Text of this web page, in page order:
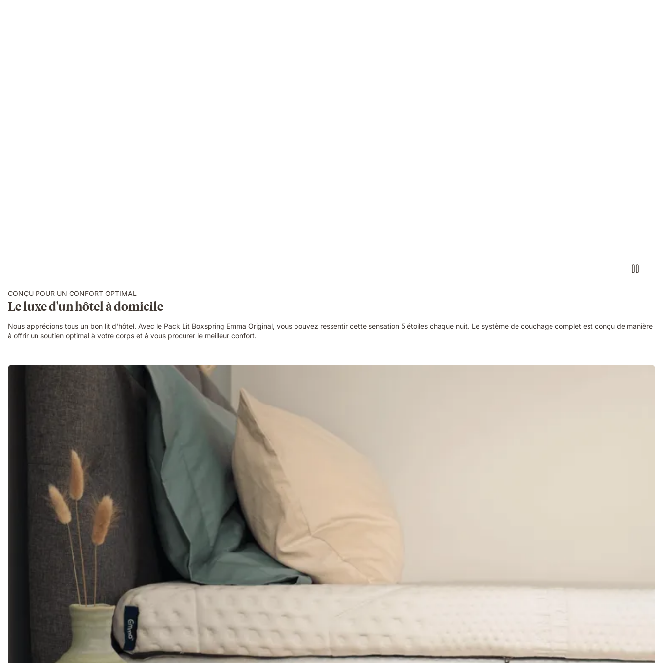
CONÇU POUR UN CONFORT OPTIMAL
Le luxe d'un hôtel à domicile
Nous apprécions tous un bon lit d'hôtel. Avec le Pack Lit Boxspring Emma Original, vous pouvez ressentir cette sensation 5 étoiles chaque nuit. Le système de couchage complet est conçu de manière
à offrir un soutien optimal à votre corps et à vous procurer le meilleur confort.